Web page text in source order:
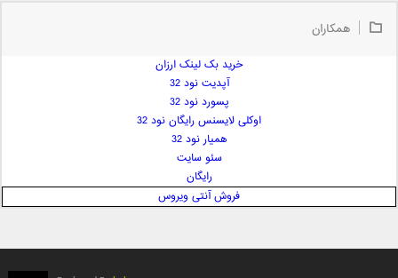
امیر علی
ایمان غلامی
بابک جهانبخش
همکاران
خرید بک لینک ارزان
آپدیت نود 32
پسورد نود 32
اوکلی لایسنس رایگان نود 32
همیار نود 32
سئو سایت
رایگان
فروش آنتی ویروس